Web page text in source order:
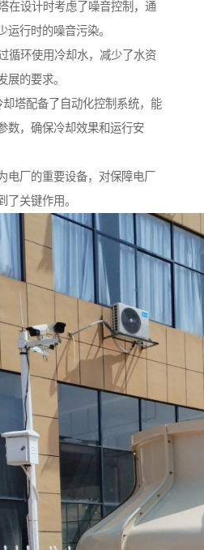
在设计时考虑了噪音控制，通
运行时的噪音污染。
循环使用冷却水，减少了水资
展的要求。
塔配备了自动化控制系统，能
数，确保冷却效果和运行安
电厂的重要设备，对保障电厂
了关键作用。